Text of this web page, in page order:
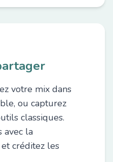
votre mix dans
ou capturez
classiques.
avec la
créditez les